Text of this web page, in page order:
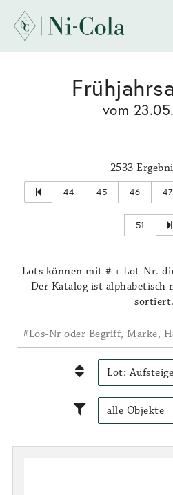
vom
2533
44 45 46 47
51
Lots können mit # + Lot-Nr.
Der Katalog ist alphabetisch
sortiert.